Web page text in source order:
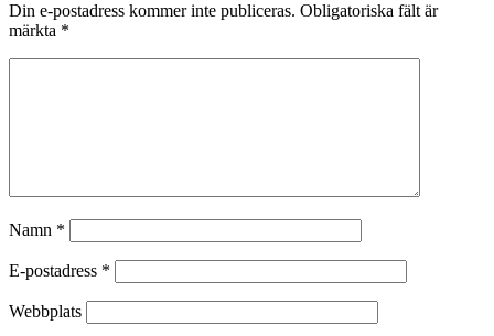
Din e-postadress kommer inte publiceras. Obligatoriska fält är
märkta *
Namn *
E-postadress *
Webbplats